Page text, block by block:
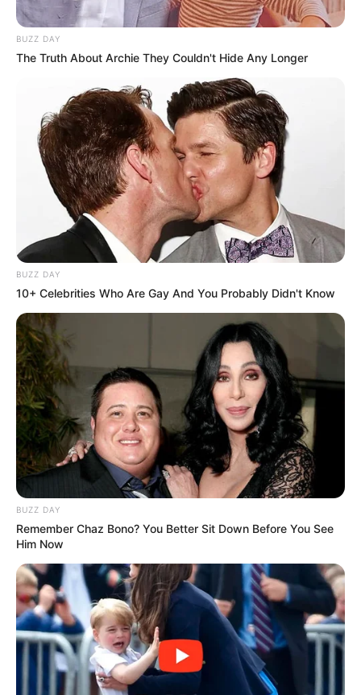
BUZZ DAY
The Truth About Archie They Couldn't Hide Any Longer
BUZZ DAY
10+ Celebrities Who Are Gay And You Probably Didn't Know
BUZZ DAY
Remember Chaz Bono? You Better Sit Down Before You See
Him Now